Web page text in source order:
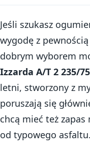
Jeśli szukasz
wygodę z
dobrym wyborem
Izzarda A/T 2 235/
letni, stworzony z
poruszają się
chcą mieć też
od typowego asfaltu.